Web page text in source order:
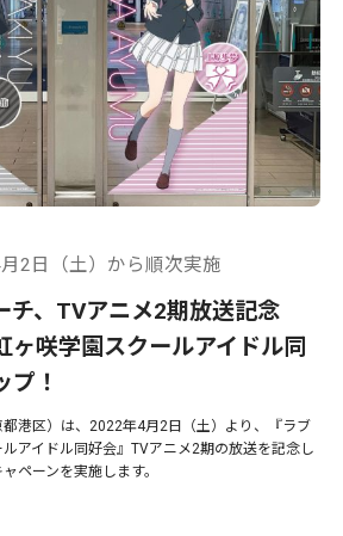
2日（土）から順次実施
チ、TVアニメ2期放送記念
ヶ咲学園スクールアイドル同
プ！
港区）は、2022年4月2日（土）より、『ラブ
アイドル同好会』TVアニメ2期の放送を記念し
ペーンを実施します。